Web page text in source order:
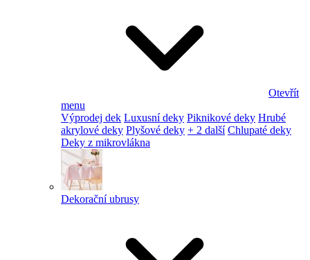
Otevřít
menu
Výprodej dek Luxusní deky Piknikové deky Hrubé
akrylové deky Plyšové deky + 2 další Chlupaté deky
Deky z mikrovlákna
Dekorační ubrusy